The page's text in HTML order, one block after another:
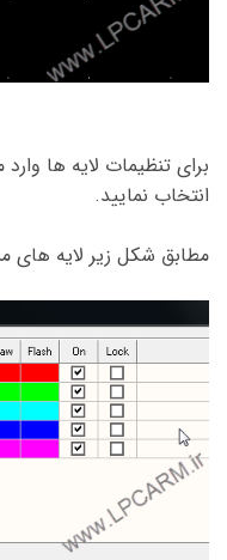
انتخاب نمایید.
مطابق شکل زیر لایه های